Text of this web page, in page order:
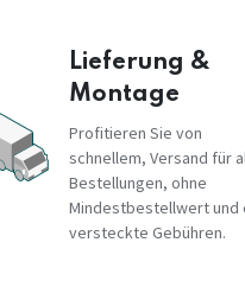
Lieferung &
Montage
Profitieren Sie von
schnellem, Versand für
Bestellungen, ohne
Mindestbestellwert und
versteckte Gebühren.